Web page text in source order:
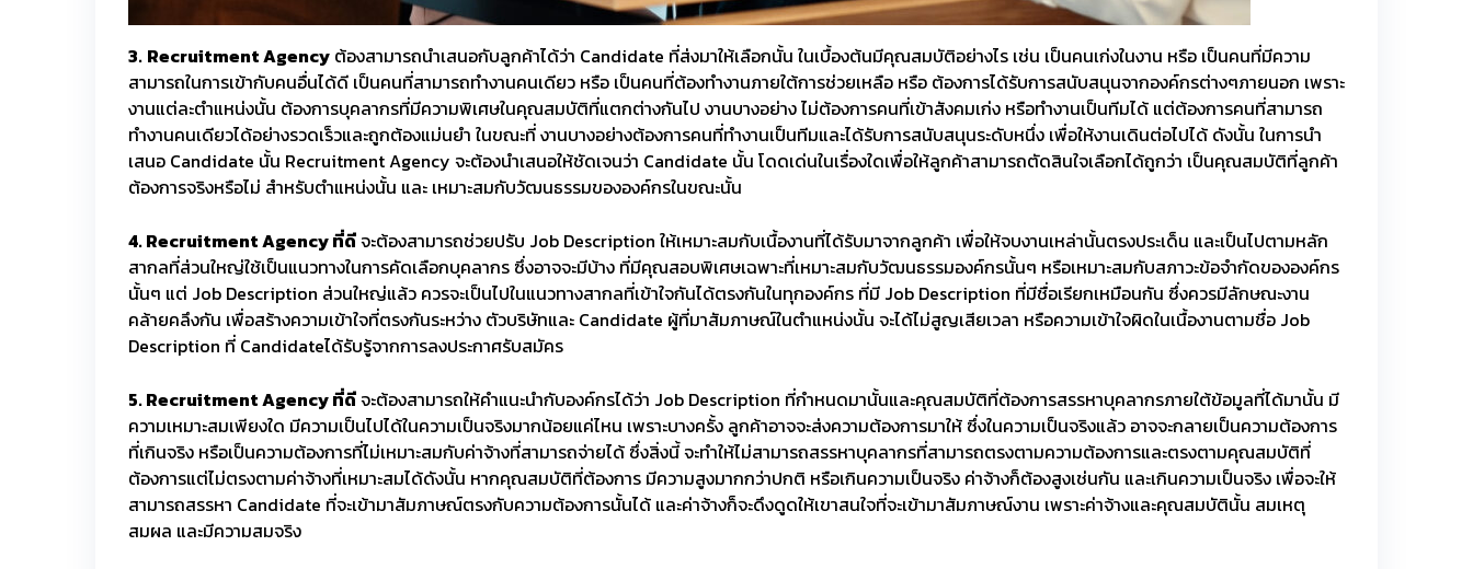
3. Recruitment Agency ต้องสามารถนำเสนอกับลูกค้าได้ว่า Candidate ที่ส่งมาให้เลือกนั้น ในเบื้องต้นมีคุณสมบัติอย่างไร เช่น เป็นคนเก่งในงาน หรือ เป็นคนที่มีความ
สามารถในการเข้ากับคนอื่นได้ดี เป็นคนที่สามารถทำงานคนเดียว หรือ เป็นคนที่ต้องทำงานภายใต้การช่วยเหลือ หรือ ต้องการได้รับการสนับสนุนจากองค์กรต่างๆภายนอก เพราะ
งานแต่ละตำแหน่งนั้น ต้องการบุคลากรที่มีความพิเศษในคุณสมบัติที่แตกต่างกันไป งานบางอย่าง ไม่ต้องการคนที่เข้าสังคมเก่ง หรือทำงานเป็นทีมได้ แต่ต้องการคนที่สามารถ
ทำงานคนเดียวได้อย่างรวดเร็วและถูกต้องแม่นยำ ในขณะที่ งานบางอย่างต้องการคนที่ทำงานเป็นทีมและได้รับการสนับสนุนระดับหนึ่ง เพื่อให้งานเดินต่อไปได้ ดังนั้น ในการนำ
เสนอ Candidate นั้น Recruitment Agency จะต้องนำเสนอให้ชัดเจนว่า Candidate นั้น โดดเด่นในเรื่องใดเพื่อให้ลูกค้าสามารถตัดสินใจเลือกได้ถูกว่า เป็นคุณสมบัติที่ลูกค้า
ต้องการจริงหรือไม่ สำหรับตำแหน่งนั้น และ เหมาะสมกับวัฒนธรรมขององค์กรในขณะนั้น
4. Recruitment Agency ที่ดีจะต้องสามารถช่วยปรับ Job Description ให้เหมาะสมกับเนื้องานที่ได้รับมาจากลูกค้า เพื่อให้จบงานเหล่านั้นตรงประเด็น และเป็นไปตามหลัก
สากลที่ส่วนใหญ่ใช้เป็นแนวทางในการคัดเลือกบุคลากร ซึ่งอาจจะมีบ้าง ที่มีคุณสอบพิเศษเฉพาะที่เหมาะสมกับวัฒนธรรมองค์กรนั้นๆ หรือเหมาะสมกับสภาวะข้อจำกัดขององค์กร
นั้นๆ แต่ Job Description ส่วนใหญ่แล้ว ควรจะเป็นไปในแนวทางสากลที่เข้าใจกันได้ตรงกันในทุกองค์กร ที่มี Job Description ที่มีชื่อเรียกเหมือนกัน ซึ่งควรมีลักษณะงาน
คล้ายคลึงกัน เพื่อสร้างความเข้าใจที่ตรงกันระหว่าง ตัวบริษัทและ Candidate ผู้ที่มาสัมภาษณ์ในตำแหน่งนั้น จะได้ไม่สูญเสียเวลา หรือความเข้าใจผิดในเนื้องานตามชื่อ Job
Description ที่ Candidateได้รับรู้จากการลงประกาศรับสมัคร
5. Recruitment Agency ที่ดีจะต้องสามารถให้คำแนะนำกับองค์กรได้ว่า Job Description ที่กำหนดมานั้นและคุณสมบัติที่ต้องการสรรหาบุคลากรภายใต้ข้อมูลที่ได้มานั้น มี
ความเหมาะสมเพียงใด มีความเป็นไปได้ในความเป็นจริงมากน้อยแค่ไหน เพราะบางครั้ง ลูกค้าอาจจะส่งความต้องการมาให้ ซึ่งในความเป็นจริงแล้ว อาจจะกลายเป็นความต้องการ
ที่เกินจริง หรือเป็นความต้องการที่ไม่เหมาะสมกับค่าจ้างที่สามารถจ่ายได้ ซึ่งสิ่งนี้ จะทำให้ไม่สามารถสรรหาบุคลากรที่สามารถตรงตามความต้องการและตรงตามคุณสมบัติที่
ต้องการแต่ไม่ตรงตามค่าจ้างที่เหมาะสมได้ดังนั้น หากคุณสมบัติที่ต้องการ มีความสูงมากกว่าปกติ หรือเกินความเป็นจริง ค่าจ้างก็ต้องสูงเช่นกัน และเกินความเป็นจริง เพื่อจะให้
สามารถสรรหา Candidate ที่จะเข้ามาสัมภาษณ์ตรงกับความต้องการนั้นได้ และค่าจ้างก็จะดึงดูดให้เขาสนใจที่จะเข้ามาสัมภาษณ์งาน เพราะค่าจ้างและคุณสมบัตินั้น สมเหตุ
สมผล และมีความสมจริง